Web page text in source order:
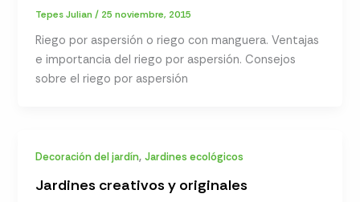
Tepes Julian/ 25 noviembre, 2015
Riego por aspersión o riego con manguera. Ventajas
e importancia del riego por aspersión. Consejos
sobre el riego por aspersión
Decoración del jardín,Jardines ecológicos
Jardines creativos y originales